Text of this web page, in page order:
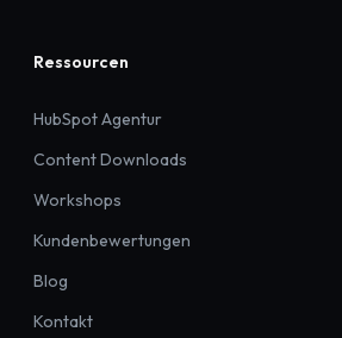
Ressourcen
HubSpot Agentur
Content Downloads
Workshops
Kundenbewertungen
Blog
Kontakt